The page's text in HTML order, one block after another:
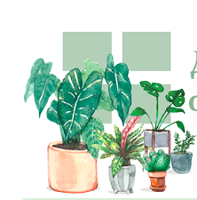
Домашняя
оранжерея